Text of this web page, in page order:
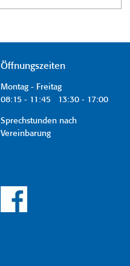
Öffnungszeiten
Montag - Freitag
08:15 - 11:45 13:30 - 17:00
Sprechstunden nach
Vereinbarung